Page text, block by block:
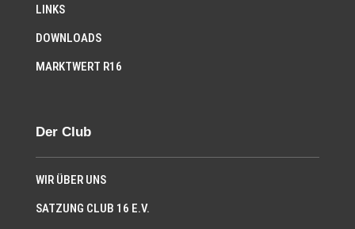
LINKS
DOWNLOADS
MARKTWERT R16
Der Club
WIR ÜBER UNS
SATZUNG CLUB 16 E.V.